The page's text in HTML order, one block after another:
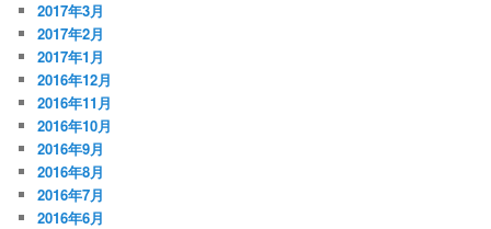
2017年3月
2017年2月
2017年1月
2016年12月
2016年11月
2016年10月
2016年9月
2016年8月
2016年7月
2016年6月